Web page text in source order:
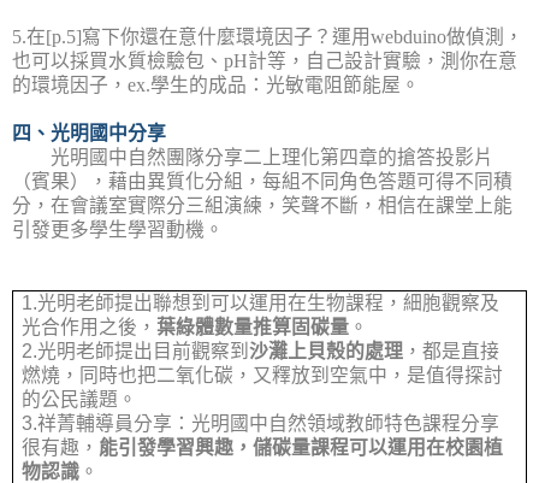
5.在[p.5]寫下你還在意什麼環境因子？運用webduino做偵測，
也可以採買水質檢驗包、 pH計等，自己設計實驗，測你在意
的環境因子， ex.學生的成品：光敏電阻節能屋。
四、光明國中分享
光明國中自然團隊分享二上理化第四章的搶答投影片
（賓果），藉由異質化分組，每組不同角色答題可得不同積
分，在會議室實際分三組演練，笑聲不斷，相信在課堂上能
引發更多學生學習動機。
1.光明老師提出聯想到可以運用在生物課程，細胞觀察及
光合作用之後， 葉綠體數量推算固碳量 。
2.光明老師提出目前觀察到沙灘上貝殼的處理 ，都是直接
燃燒，同時也把二氧化碳，又釋放到空氣中，是值得探討
的公民議題。
3.祥菁輔導員分享：光明國中自然領域教師特色課程分享
很有趣， 能引發學習興趣，儲碳量課程可以運用在校園植
物認識 。